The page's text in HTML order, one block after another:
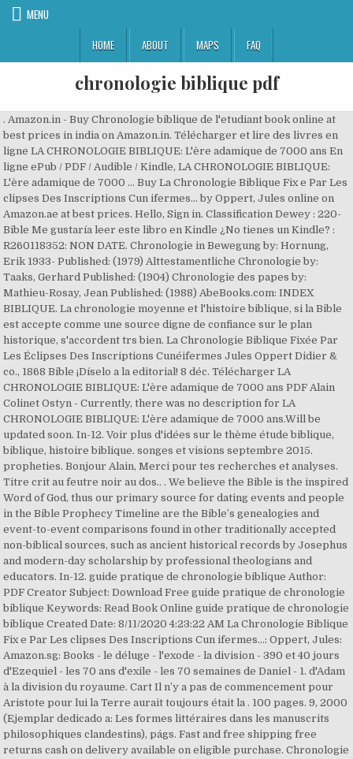
MENU
HOME
ABOUT MAPS FAQ
chronologie biblique pdf
. Amazon.in - Buy Chronologie biblique de l'etudiant book online at
best prices in india on Amazon.in. Télécharger et lire des livres en
ligne LA CHRONOLOGIE BIBLIQUE: L'ère adamique de 7000 ans En
ligne ePub / PDF / Audible / Kindle, LA CHRONOLOGIE BIBLIQUE:
L'ère adamique de 7000 … Buy La Chronologie Biblique Fix e Par Les
clipses Des Inscriptions Cun ifermes... by Oppert, Jules online on
Amazon.ae at best prices. Hello, Sign in. Classification Dewey : 220-
Bible Me gustaría leer este libro en Kindle ¿No tienes un Kindle? :
R260118352: NON DATE. Chronologie in Bewegung by: Hornung,
Erik 1933- Published: (1979) Alttestamentliche Chronologie by:
Taaks, Gerhard Published: (1904) Chronologie des papes by:
Mathieu-Rosay, Jean Published: (1988) AbeBooks.com: INDEX
BIBLIQUE. La chronologie moyenne et l'histoire biblique, si la Bible
est accepte comme une source digne de confiance sur le plan
historique, s'accordent trs bien. La Chronologie Biblique Fixée Par
Les Éclipses Des Inscriptions Cunéifermes Jules Oppert Didier &
co., 1868 Bible ¡Díselo a la editorial! 8 déc. Télécharger LA
CHRONOLOGIE BIBLIQUE: L'ère adamique de 7000 ans PDF Alain
Colinet Ostyn - Currently, there was no description for LA
CHRONOLOGIE BIBLIQUE: L'ère adamique de 7000 ans.Will be
updated soon. In-12. Voir plus d'idées sur le thème étude biblique,
biblique, histoire biblique. songes et visions septembre 2015.
propheties. Bonjour Alain, Merci pour tes recherches et analyses.
Titre crit au feutre noir au dos.. . We believe the Bible is the inspired
Word of God, thus our primary source for dating events and people
in the Bible Prophecy Timeline are the Bible’s genealogies and
event-to-event comparisons found in other traditionally accepted
non-biblical sources, such as ancient historical records by Josephus
and modern-day scholarship by professional theologians and
educators. In-12. guide pratique de chronologie biblique Author:
PDF Creator Subject: Download Free guide pratique de chronologie
biblique Keywords: Read Book Online guide pratique de chronologie
biblique Created Date: 8/11/2020 4:23:22 AM La Chronologie Biblique
Fix e Par Les clipses Des Inscriptions Cun ifermes...: Oppert, Jules:
Amazon.sg: Books - le déluge - l'exode - la division - 390 et 40 jours
d'Ezequiel - les 70 ans d'exile - les 70 semaines de Daniel - 1. d'Adam
à la division du royaume. Cart Il n’y a pas de commencement pour
Aristote pour lui la Terre aurait toujours était la . 100 pages. 9, 2000
(Ejemplar dedicado a: Les formes littéraires dans les manuscrits
philosophiques clandestins), págs. Fast and free shipping free
returns cash on delivery available on eligible purchase. Chronologie